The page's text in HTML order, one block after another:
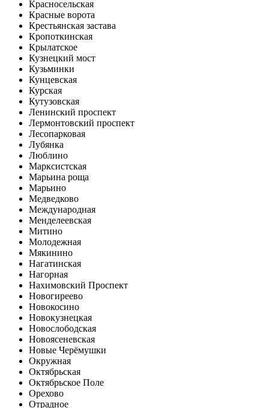
Красносельская
Красные ворота
Крестьянская застава
Кропоткинская
Крылатское
Кузнецкий мост
Кузьминки
Кунцевская
Курская
Кутузовская
Ленинский проспект
Лермонтовский проспект
Лесопарковая
Лубянка
Люблино
Марксистская
Марьина роща
Марьино
Медведково
Международная
Менделеевская
Митино
Молодежная
Мякинино
Нагатинская
Нагорная
Нахимовский Проспект
Новогиреево
Новокосино
Новокузнецкая
Новослободская
Новоясеневская
Новые Черёмушки
Окружная
Октябрьская
Октябрьское Поле
Орехово
Отрадное